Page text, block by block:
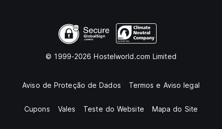
© 1999-2026 Hostelworld.com Limited
Aviso de Proteção de Dados Termos e Aviso legal
Cupons Vales Teste do Website Mapa do Site